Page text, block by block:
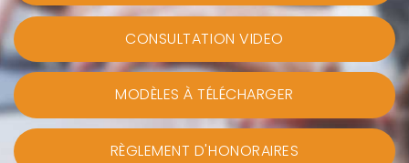
CONSULTATION VIDEO
MODÈLES À TÉLÉCHARGER
RÈGLEMENT D'HONORAIRES